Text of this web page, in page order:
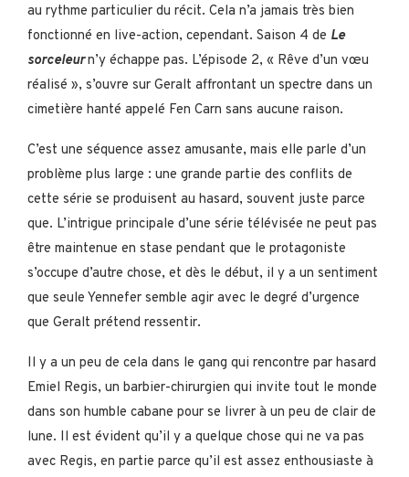
au rythme particulier du récit. Cela n’a jamais très bien
fonctionné en live-action, cependant. Saison 4 de Le
sorceleurn’y échappe pas. L’épisode 2, « Rêve d’un vœu
réalisé », s’ouvre sur Geralt affrontant un spectre dans un
cimetière hanté appelé Fen Carn sans aucune raison.
C’est une séquence assez amusante, mais elle parle d’un
problème plus large : une grande partie des conflits de
cette série se produisent au hasard, souvent juste parce
que. L’intrigue principale d’une série télévisée ne peut pas
être maintenue en stase pendant que le protagoniste
s’occupe d’autre chose, et dès le début, il y a un sentiment
que seule Yennefer semble agir avec le degré d’urgence
que Geralt prétend ressentir.
Il y a un peu de cela dans le gang qui rencontre par hasard
Emiel Regis, un barbier-chirurgien qui invite tout le monde
dans son humble cabane pour se livrer à un peu de clair de
lune. Il est évident qu’il y a quelque chose qui ne va pas
avec Regis, en partie parce qu’il est assez enthousiaste à